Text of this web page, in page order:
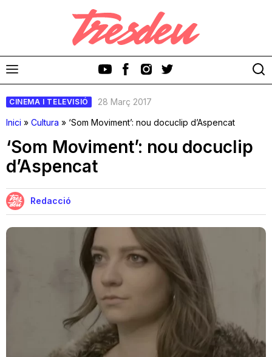
Cinema i Televisió
Festivals
Teatre
CINEMA I TELEVISIÓ
28 Març 2017
Inici » Cultura » ‘Som Moviment’: nou docuclip d’Aspencat
‘Som Moviment’: nou docuclip
d’Aspencat
Redacció